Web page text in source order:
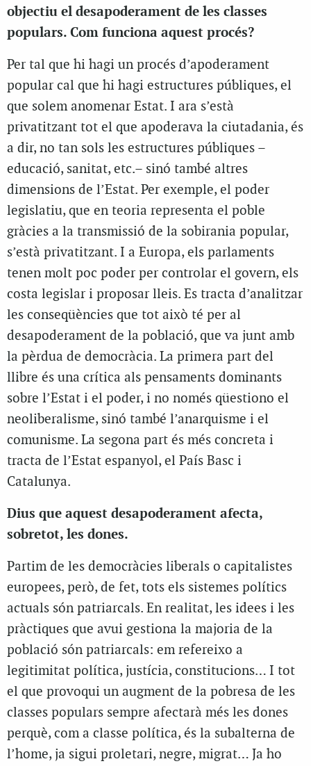
objectiu el desapoderament de les classes
populars. Com funciona aquest procés?
Per tal que hi hagi un procés d’apoderament
popular cal que hi hagi estructures públiques, el
que solem anomenar Estat. I ara s’està
privatitzant tot el que apoderava la ciutadania, és
a dir, no tan sols les estructures públiques –
educació, sanitat, etc.– sinó també altres
dimensions de l’Estat. Per exemple, el poder
legislatiu, que en teoria representa el poble
gràcies a la transmissió de la sobirania popular,
s’està privatitzant. I a Europa, els parlaments
tenen molt poc poder per controlar el govern, els
costa legislar i proposar lleis. Es tracta d’analitzar
les conseqüències que tot això té per al
desapoderament de la població, que va junt amb
la pèrdua de democràcia. La primera part del
llibre és una crítica als pensaments dominants
sobre l’Estat i el poder, i no només qüestiono el
neoliberalisme, sinó també l’anarquisme i el
comunisme. La segona part és més concreta i
tracta de l’Estat espanyol, el País Basc i
Catalunya.
Dius que aquest desapoderament afecta,
sobretot, les dones.
Partim de les democràcies liberals o capitalistes
europees, però, de fet, tots els sistemes polítics
actuals són patriarcals. En realitat, les idees i les
pràctiques que avui gestiona la majoria de la
població són patriarcals: em refereixo a
legitimitat política, justícia, constitucions… I tot
el que provoqui un augment de la pobresa de les
classes populars sempre afectarà més les dones
perquè, com a classe política, és la subalterna de
l’home, ja sigui proletari, negre, migrat… Ja ho